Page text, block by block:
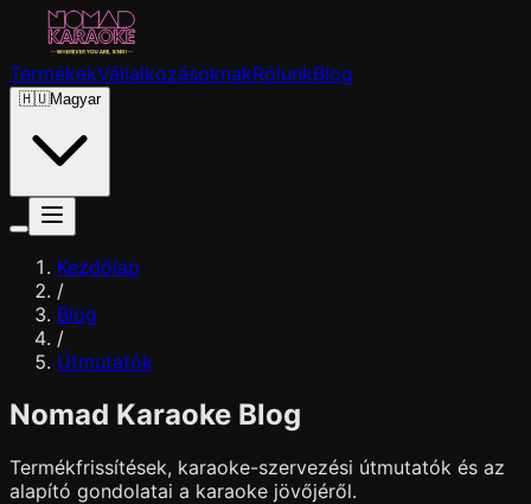
TermékekVállalkozásoknakRólunkBlog
🇭🇺Magyar
Kezdőlap
/
Blog
/
Útmutatók
Nomad Karaoke Blog
Termékfrissítések, karaoke-szervezési útmutatók és az
alapító gondolatai a karaoke jövőjéről.